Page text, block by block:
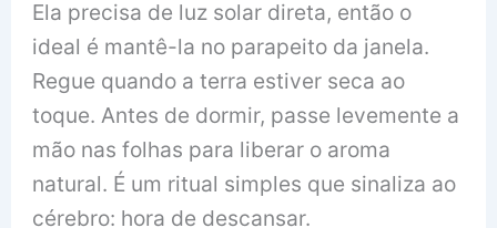
Ela precisa de luz solar direta, então o
ideal é mantê-la no parapeito da janela.
Regue quando a terra estiver seca ao
toque. Antes de dormir, passe levemente a
mão nas folhas para liberar o aroma
natural. É um ritual simples que sinaliza ao
cérebro: hora de descansar.